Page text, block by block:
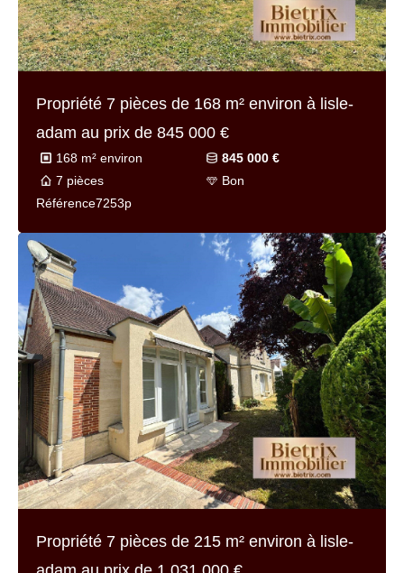
Propriété 7 pièces de 168 m² environ à lisle-
adam au prix de 845 000 €
168 m² environ
845 000 €
7 pièces
Bon
Référence7253p
Propriété 7 pièces de 215 m² environ à lisle-